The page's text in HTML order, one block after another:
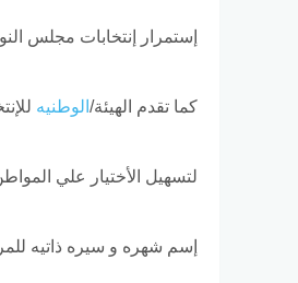
إستمرار إنتخابات مجلس
كما تقدم الهيئة/ الوطنيه
لتسهيل الأختيار علي
إسم شهره و سيره ذاتيه